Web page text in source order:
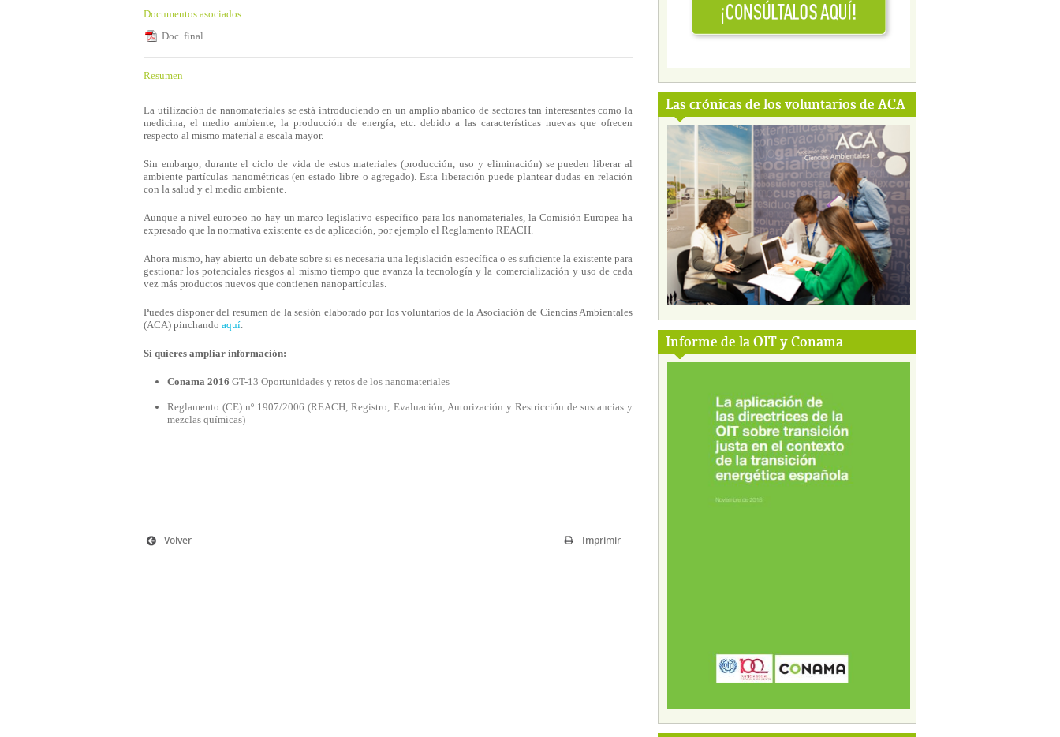
Las crónicas de los voluntarios de ACA
Informe de la OIT y Conama
Documentos asociados
Doc. final
Resumen
La utilización de nanomateriales se está introduciendo en un amplio abanico de sectores tan interesantes como la
medicina, el medio ambiente, la producción de energía, etc. debido a las características nuevas que ofrecen
respecto al mismo material a escala mayor.
Sin embargo, durante el ciclo de vida de estos materiales (producción, uso y eliminación) se pueden liberar al
ambiente partículas nanométricas (en estado libre o agregado). Esta liberación puede plantear dudas en relación
con la salud y el medio ambiente.
Aunque a nivel europeo no hay un marco legislativo específico para los nanomateriales, la Comisión Europea ha
expresado que la normativa existente es de aplicación, por ejemplo el Reglamento REACH.
Ahora mismo, hay abierto un debate sobre si es necesaria una legislación específica o es suficiente la existente para
gestionar los potenciales riesgos al mismo tiempo que avanza la tecnología y la comercialización y uso de cada
vez más productos nuevos que contienen nanopartículas.
Puedes disponer del resumen de la sesión elaborado por los voluntarios de la Asociación de Ciencias Ambientales
(ACA) pinchando aquí.
Si quieres ampliar información:
Conama 2016 GT-13 Oportunidades y retos de los nanomateriales
Reglamento (CE) nº 1907/2006 (REACH, Registro, Evaluación, Autorización y Restricción de sustancias y
mezclas químicas)
Imprimir
Volver